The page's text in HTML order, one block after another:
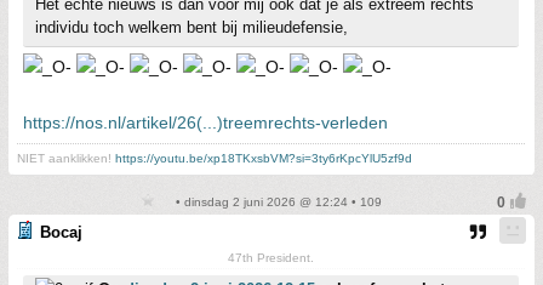
Het echte nieuws is dan voor mij ook dat je als extreem rechts
individu toch welkem bent bij milieudefensie,
https://nos.nl/artikel/26(...)treemrechts-verleden
NIET aanklikken! https://youtu.be/xp18TKxsbVM?si=3ty6rKpcYlU5zf9d
• dinsdag 2 juni 2026 @ 12:24 • 109
Bocaj
47th President.